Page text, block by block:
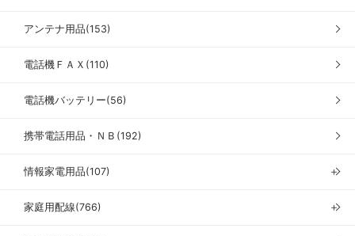
アンテナ用品(153)
電話機ＦＡＸ(110)
電話機バッテリー(56)
携帯電話用品・ＮＢ(192)
情報家電用品(107) ＋
家庭用配線(766) ＋